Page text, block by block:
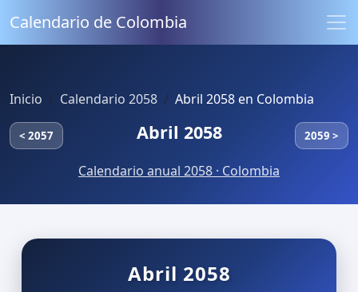
Calendario de Colombia
Inicio Calendario 2058 Abril 2058 en Colombia
< 2057 Abril 2058 2059 >
Calendario anual 2058 · Colombia
Abril 2058